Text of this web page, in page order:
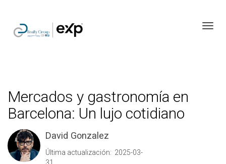
Mercados y gastronomía en
Barcelona: Un lujo cotidiano
David Gonzalez
Última actualización: 2025-03-